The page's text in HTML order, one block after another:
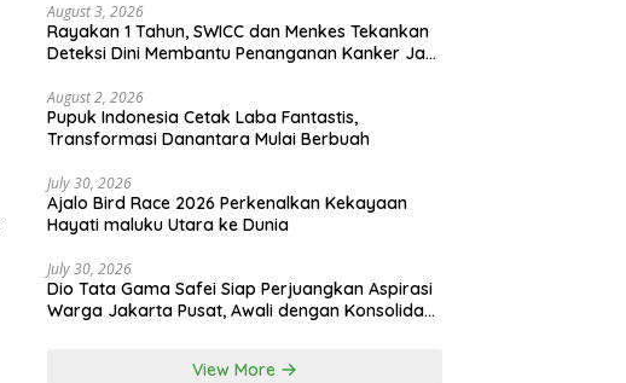
August 3, 2026
Rayakan 1 Tahun, SWICC dan Menkes Tekankan
Deteksi Dini Membantu Penanganan Kanker Jadi
August 2, 2026
Pupuk Indonesia Cetak Laba Fantastis,
Transformasi Danantara Mulai Berbuah
July 30, 2026
Ajalo Bird Race 2026 Perkenalkan Kekayaan
Hayati maluku Utara ke Dunia
July 30, 2026
Dio Tata Gama Safei Siap Perjuangkan Aspirasi
Warga Jakarta Pusat, Awali dengan Konsolidasi
View More